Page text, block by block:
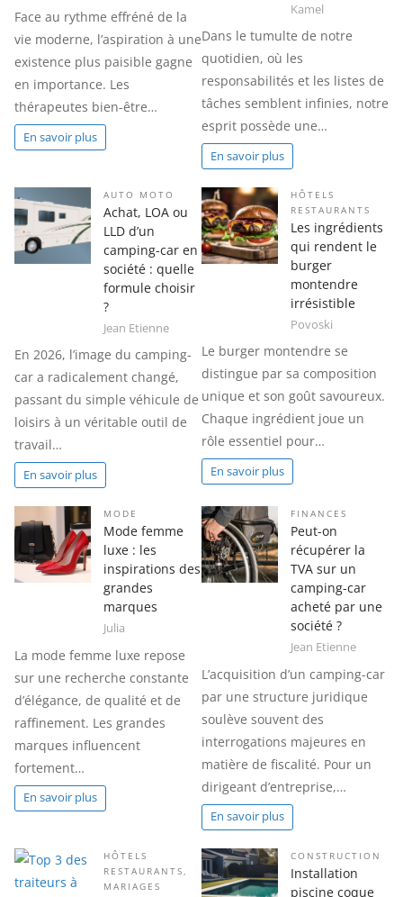
Face au rythme effréné de la
vie moderne, l’aspiration à une
existence plus paisible gagne
en importance. Les
thérapeutes bien-être…
En savoir plus
Kamel
Dans le tumulte de notre
quotidien, où les
responsabilités et les listes de
tâches semblent infinies, notre
esprit possède une…
En savoir plus
AUTO MOTO
Achat, LOA ou
LLD d’un
camping-car en
société : quelle
formule choisir
?
Jean Etienne
En 2026, l’image du camping-
car a radicalement changé,
passant du simple véhicule de
loisirs à un véritable outil de
travail…
En savoir plus
HÔTELS
RESTAURANTS
Les ingrédients
qui rendent le
burger
montendre
irrésistible
Povoski
Le burger montendre se
distingue par sa composition
unique et son goût savoureux.
Chaque ingrédient joue un
rôle essentiel pour…
En savoir plus
MODE
Mode femme
luxe : les
inspirations des
grandes
marques
Julia
La mode femme luxe repose
sur une recherche constante
d’élégance, de qualité et de
raffinement. Les grandes
marques influencent
fortement…
En savoir plus
FINANCES
Peut-on
récupérer la
TVA sur un
camping-car
acheté par une
société ?
Jean Etienne
L’acquisition d’un camping-car
par une structure juridique
soulève souvent des
interrogations majeures en
matière de fiscalité. Pour un
dirigeant d’entreprise,…
En savoir plus
HÔTELS
RESTAURANTS
MARIAGES
CONSTRUCTION
Installation
piscine coque